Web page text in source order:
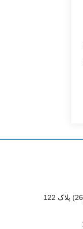
دفترمرکزی: تهران، بلوار سعادت آباد خیابان حق طلب غربی(26) پلاک 122